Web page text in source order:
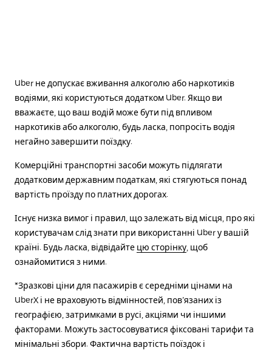
Uber не допускає вживання алкоголю або наркотиків
водіями, які користуються додатком Uber. Якщо ви
вважаєте, що ваш водій може бути під впливом
наркотиків або алкоголю, будь ласка, попросіть водія
негайно завершити поїздку.
Комерційні транспортні засоби можуть підлягати
додатковим державним податкам, які стягуються понад
вартість проїзду по платних дорогах.
Існує низка вимог і правил, що залежать від місця, про які
користувачам слід знати при використанні Uber у вашій
країні. Будь ласка, відвідайте цю сторінку , щоб
ознайомитися з ними.
*Зразкові ціни для пасажирів є середніми цінами на
UberX і не враховують відмінностей, пов’язаних із
географією, затримками в русі, акціями чи іншими
факторами. Можуть застосовуватися фіксовані тарифи та
мінімальні збори. Фактична вартість поїздок і